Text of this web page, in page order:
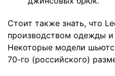
Стоит также знать, что
производством одежды
Некоторые модели
70-го (российского)